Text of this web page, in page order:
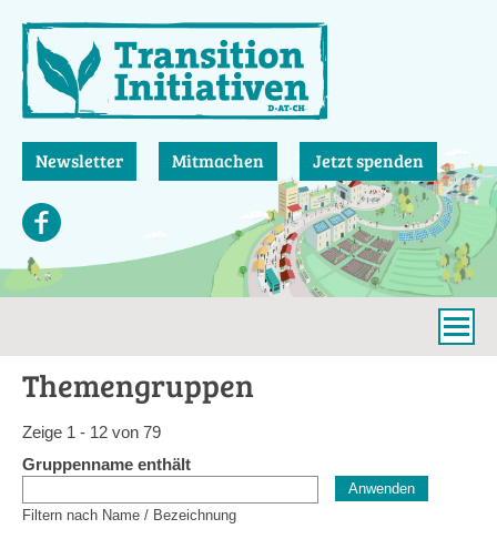
zum
Inhalt
Newsletter Mitmachen Jetzt spenden
Themengruppen
Zeige 1 - 12 von 79
Gruppenname enthält
Filtern nach Name / Bezeichnung